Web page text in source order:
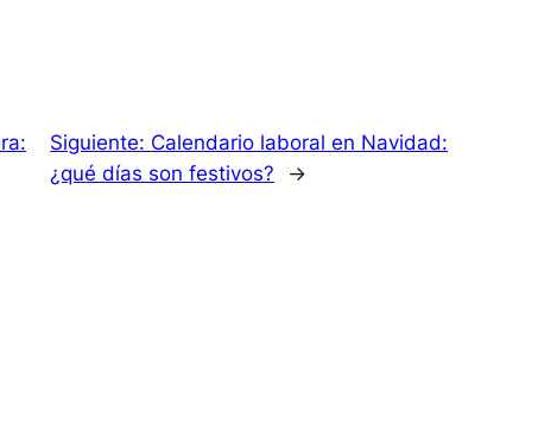
Siguiente: Calendario laboral en Navidad:
¿qué días son festivos?
→